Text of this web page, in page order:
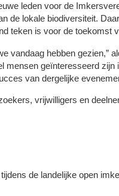
leden voor de
de lokale biodiversiteit.
teken is voor de toekomst
vandaag hebben gezien,”
mensen geïnteresseerd
van dergelijke
vrijwilligers en
de landelijke open